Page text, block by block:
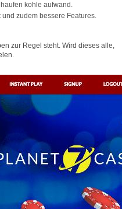
kohle aufwand.
zudem bessere Features.
zur Regel steht. Wird dieses alle,